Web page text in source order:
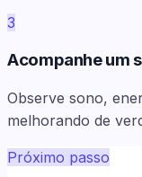
3
Acompanhe um
Observe sono,
melhorando de
Próximo passo